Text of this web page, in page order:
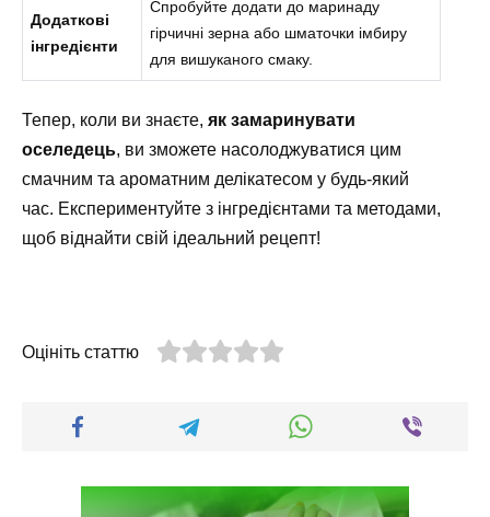
Додаткові
інгредієнти
Спробуйте додати до маринаду
гірчичні зерна або шматочки імбиру
для вишуканого смаку.
Тепер, коли ви знаєте, як замаринувати
оселедець, ви зможете насолоджуватися цим
смачним та ароматним делікатесом у будь-який
час. Експериментуйте з інгредієнтами та методами,
щоб віднайти свій ідеальний рецепт!
Оцініть статтю